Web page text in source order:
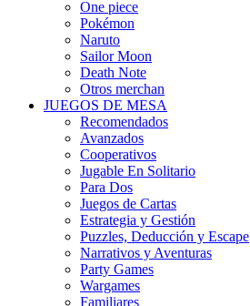
One piece
Pokémon
Naruto
Sailor Moon
Death Note
Otros merchan
JUEGOS DE MESA
Recomendados
Avanzados
Cooperativos
Jugable En Solitario
Para Dos
Juegos de Cartas
Estrategia y Gestión
Puzzles, Deducción y Escape
Narrativos y Aventuras
Party Games
Wargames
Familiares